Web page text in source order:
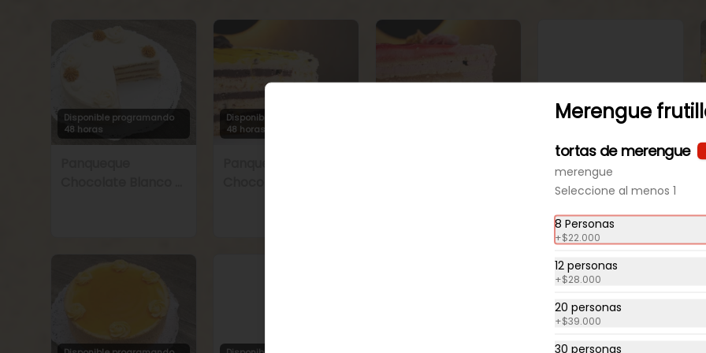
Disponible programando
48 horas
Disponible programando
48 horas
Disponible programando
Frambuesa
Merengue
tortas de merengue
merengue
Seleccione al menos 1
8 Personas
+$22.000
12 personas
+$28.000
20 personas
+$39.000
30 personas